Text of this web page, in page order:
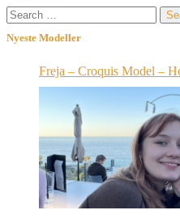
Search
for:
Nyeste Modeller
Freja – Croquis Model